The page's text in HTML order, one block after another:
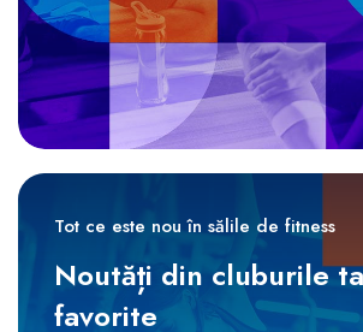
Tot ce este nou în sălile de fitness
Noutăți din cluburile
favorite